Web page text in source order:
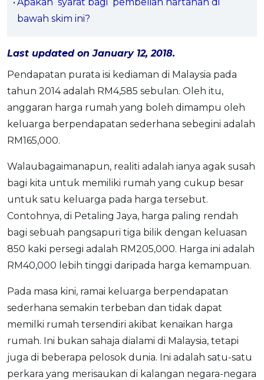
Promo OCBC - Your Gift, Your Choice
Artikel Terkini
Kad
Insurans
Pelaburan
Pengurusan Kewangan
Pinjaman Perumahan
Pinjaman Kereta
Gaya Hidup
SPECIAL PROMO
Promo RHB Bank Credit Card
bawah skim ini?
Last updated on January 12, 2018.
Pendapatan purata isi kediaman di Malaysia pada
tahun 2014 adalah RM4,585 sebulan. Oleh itu,
anggaran harga rumah yang boleh dimampu oleh
keluarga berpendapatan sederhana sebegini adalah
RM165,000.
Walaubagaimanapun, realiti adalah ianya agak susah
bagi kita untuk memiliki rumah yang cukup besar
untuk satu keluarga pada harga tersebut.
Contohnya, di Petaling Jaya, harga paling rendah
bagi sebuah pangsapuri tiga bilik dengan keluasan
850 kaki persegi adalah RM205,000. Harga ini adalah
RM40,000 lebih tinggi daripada harga kemampuan.
Pada masa kini, ramai keluarga berpendapatan
sederhana semakin terbeban dan tidak dapat
memilki rumah tersendiri akibat kenaikan harga
rumah. Ini bukan sahaja dialami di Malaysia, tetapi
juga di beberapa pelosok dunia. Ini adalah satu-satu
perkara yang merisaukan di kalangan negara-negara